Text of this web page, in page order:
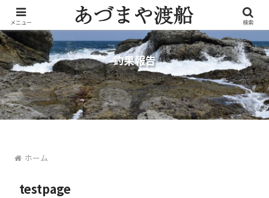
釣果報告
ホーム
testpage
メニュー 検索